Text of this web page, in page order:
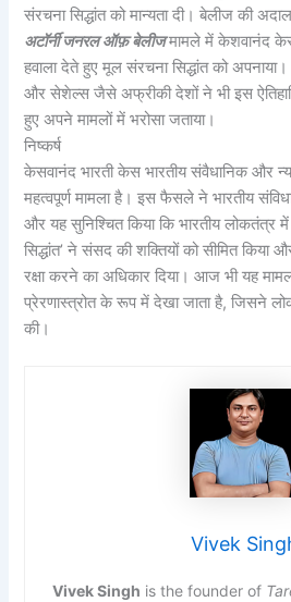
संरचना सिद्धांत को मान्यता दी। बेलीज की
अटॉर्नी जनरल ऑफ़ बेलीजमामले में केशवानंद
हवाला देते हुए मूल संरचना सिद्धांत को
और सेशेल्स जैसे अफ्रीकी देशों ने भी इस
हुए अपने मामलों में भरोसा जताया।
निष्कर्ष
‌केसवानंद भारती केस भारतीय संवैधानिक और
महत्वपूर्ण मामला है। इस फैसले ने भारतीय
और यह सुनिश्चित किया कि भारतीय
सिद्धांत’ ने संसद की शक्तियों को सीमित किया
रक्षा करने का अधिकार दिया। आज भी यह
प्रेरणास्त्रोत के रूप में देखा जाता है, जिसने
की।
Vivek
Vivek Singh is the founder of